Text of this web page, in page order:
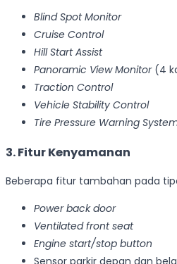
Blind Spot Monitor
Cruise Control
Hill Start Assist
Panoramic View Monitor (4
Traction Control
Vehicle Stability Control
Tire Pressure Warning
3. Fitur Kenyamanan
Beberapa fitur tambahan pada
Power back door
Ventilated front seat
Engine start/stop button